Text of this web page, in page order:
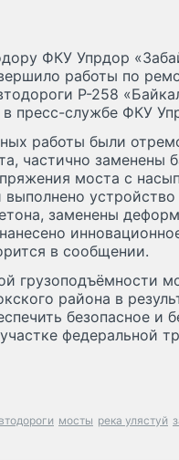
ФКУ Упрдор
работы по
Р-258
пресс-службе ФКУ
работы были
частично заменены
моста с
заменены
в сообщении.
грузоподъёмности
района в
безопасное и
федеральной
мосты река улястуй